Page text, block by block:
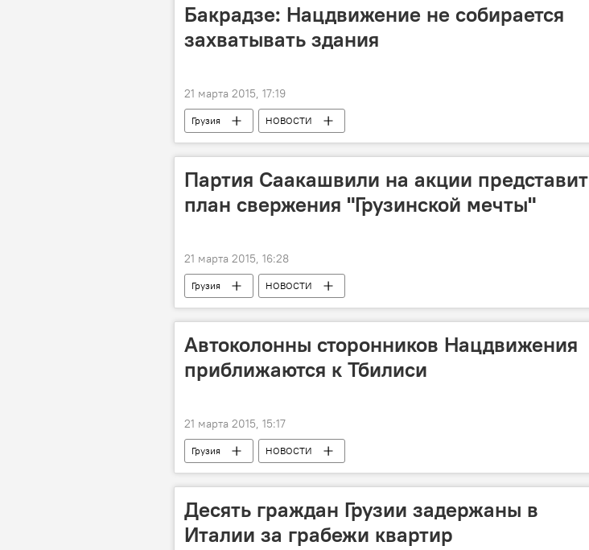
Бакрадзе: Нацдвижение не собирается
захватывать здания
21 марта 2015, 17:19
Грузия НОВОСТИ
Партия Саакашвили на акции представит
план свержения "Грузинской мечты"
21 марта 2015, 16:28
Грузия НОВОСТИ
Автоколонны сторонников Нацдвижения
приближаются к Тбилиси
21 марта 2015, 15:17
Грузия НОВОСТИ
Десять граждан Грузии задержаны в
Италии за грабежи квартир